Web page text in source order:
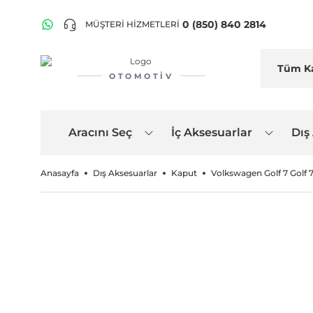
MÜŞTERİ HİZMETLERİ 0 (850) 840 2814
OTOMOTIV
Aracını Seç İç Aksesuarlar
Anasayfa Dış Aksesuarlar Kaput Volkswagen Golf 7 Golf